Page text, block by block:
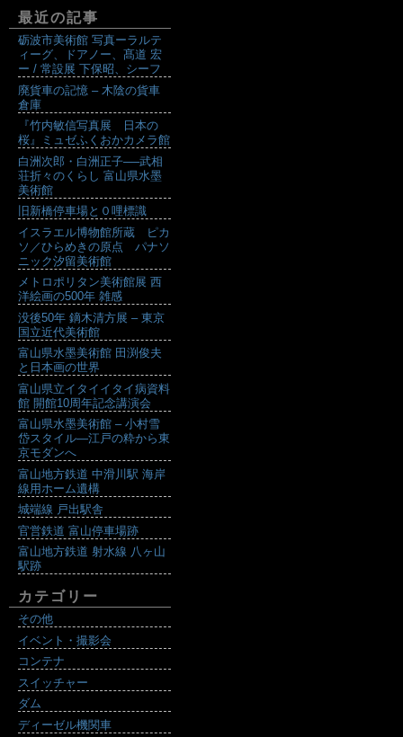
最近の記事
砺波市美術館 写真ーラルテ
ィーグ、ドアノー、髙道 宏
ー / 常設展 下保昭、シーフ
廃貨車の記憶 – 木陰の貨車
倉庫
『竹内敏信写真展 日本の
桜』ミュゼふくおかカメラ館
白洲次郎・白洲正子──武相
荘折々のくらし 富山県水墨
美術館
旧新橋停車場と０哩標識
イスラエル博物館所蔵 ピカ
ソ／ひらめきの原点 パナソ
ニック汐留美術館
メトロポリタン美術館展 西
洋絵画の500年 雑感
没後50年 鏑木清方展 – 東京
国立近代美術館
富山県水墨美術館 田渕俊夫
と日本画の世界
富山県立イタイイタイ病資料
館 開館10周年記念講演会
富山県水墨美術館 – 小村雪
岱スタイル―江戸の粋から東
京モダンへ
富山地方鉄道 中滑川駅 海岸
線用ホーム遺構
城端線 戸出駅舎
官営鉄道 富山停車場跡
富山地方鉄道 射水線 八ヶ山
駅跡
カテゴリー
その他
イベント・撮影会
コンテナ
スイッチャー
ダム
ディーゼル機関車